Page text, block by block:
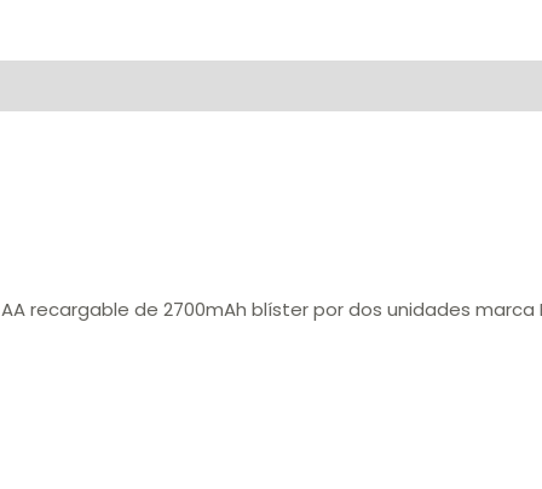
recargable de 2700mAh blíster por dos unidades marca